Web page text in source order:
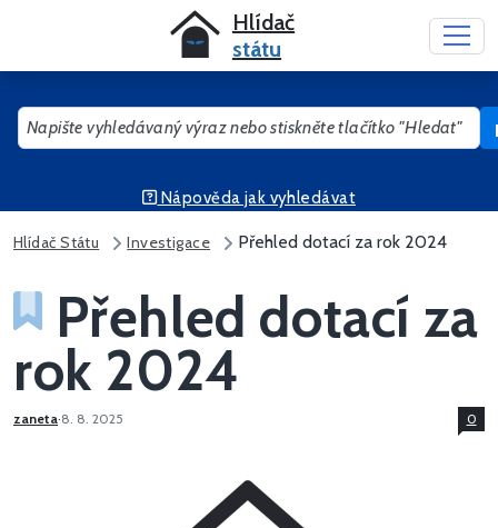
Hlídač
státu
Nápověda jak vyhledávat
Hlídač Státu Investigace Přehled dotací za rok 2024
Přehled dotací za
rok 2024
zaneta·8. 8. 2025 0